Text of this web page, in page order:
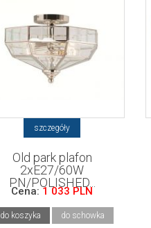
szczegóły
Old park plafon
2xE27/60W
PN/POLISHED...
Cena:1 033 PLN
do koszyka do schowka